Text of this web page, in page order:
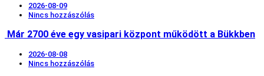
2026-08-09
Nincs hozzászólás
Már 2700 éve egy vasipari központ működött a Bükkben
2026-08-08
Nincs hozzászólás